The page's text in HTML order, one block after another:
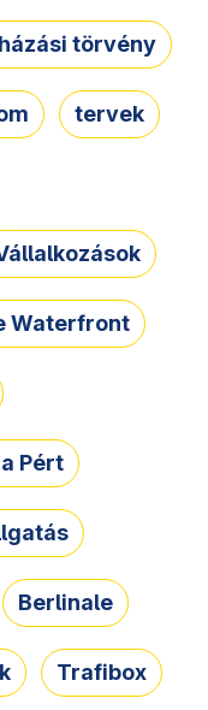
törvény
tervek
Waterfront
Pért
Berlinale
Trafibox